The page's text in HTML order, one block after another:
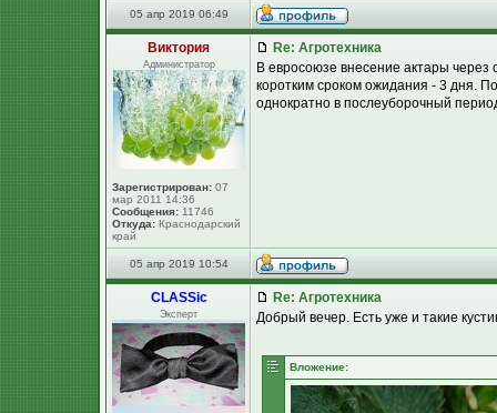
05 апр 2019 06:49
Виктория
Администратор
Зарегистрирован: 07
мар 2011 14:36
Сообщения: 11746
Откуда: Краснодарский
край
Re: Агротехника
В евросоюзе внесение актары через
коротким сроком ожидания - 3 дня.
однократно в послеуборочный
05 апр 2019 10:54
CLASSic
Эксперт
Re: Агротехника
Добрый вечер. Есть уже и такие
Вложение: